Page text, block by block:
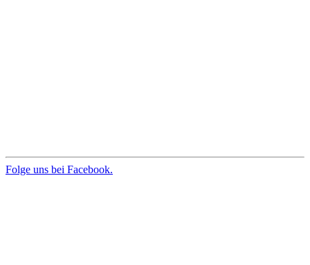
Folge uns bei Facebook.